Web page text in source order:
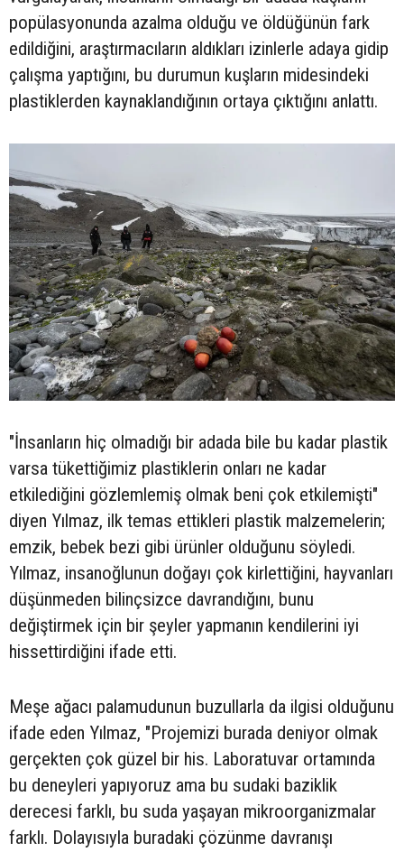
popülasyonunda azalma olduğu ve öldüğünün fark
edildiğini, araştırmacıların aldıkları izinlerle adaya gidip
çalışma yaptığını, bu durumun kuşların midesindeki
plastiklerden kaynaklandığının ortaya çıktığını anlattı.
"İnsanların hiç olmadığı bir adada bile bu kadar plastik
varsa tükettiğimiz plastiklerin onları ne kadar
etkilediğini gözlemlemiş olmak beni çok etkilemişti"
diyen Yılmaz, ilk temas ettikleri plastik malzemelerin;
emzik, bebek bezi gibi ürünler olduğunu söyledi.
Yılmaz, insanoğlunun doğayı çok kirlettiğini, hayvanları
düşünmeden bilinçsizce davrandığını, bunu
değiştirmek için bir şeyler yapmanın kendilerini iyi
hissettirdiğini ifade etti.
Meşe ağacı palamudunun buzullarla da ilgisi olduğunu
ifade eden Yılmaz, "Projemizi burada deniyor olmak
gerçekten çok güzel bir his. Laboratuvar ortamında
bu deneyleri yapıyoruz ama bu sudaki baziklik
derecesi farklı, bu suda yaşayan mikroorganizmalar
farklı. Dolayısıyla buradaki çözünme davranışı